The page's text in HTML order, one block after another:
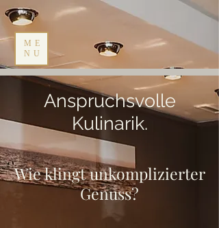
ME
NU
Anspruchsvolle
Kulinarik.
Wie klingt unkomplizierter
Genuss?